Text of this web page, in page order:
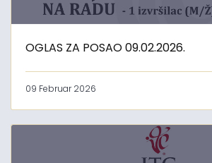
OGLAS ZA POSAO 09.02.2026.
09 Februar 2026